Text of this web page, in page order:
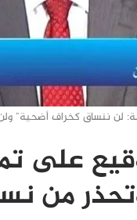
لن ننساق كخراف أضحية"
على
من